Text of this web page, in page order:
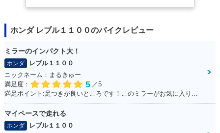
ホンダ レブル１１００のバイクレビュー
ミラーのインパクト大！
ホンダ
レブル１１００
ニックネーム：まるきゅー
満足度：
5 ／5
満足ポイント:足つきが良いところです！このミラーがお気に入りです。
マイペースで走れる
ホンダ
レブル１１００